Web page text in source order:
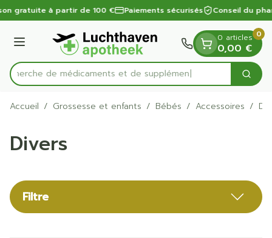
Aller au contenu
1 de 1
gratuite à partir de 100 € Paiements sécurisés Conseil du
Menu
Rechercher
Recherche de médic
0 articles
0,00 €
0
Accueil / Grossesse et enfants / Bébés / Accessoires /
Divers
Filtre